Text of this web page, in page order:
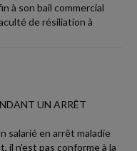
à son bail commercial
de résiliation à
UN ARRÊT
salarié en arrêt maladie
il n'est pas conforme à la